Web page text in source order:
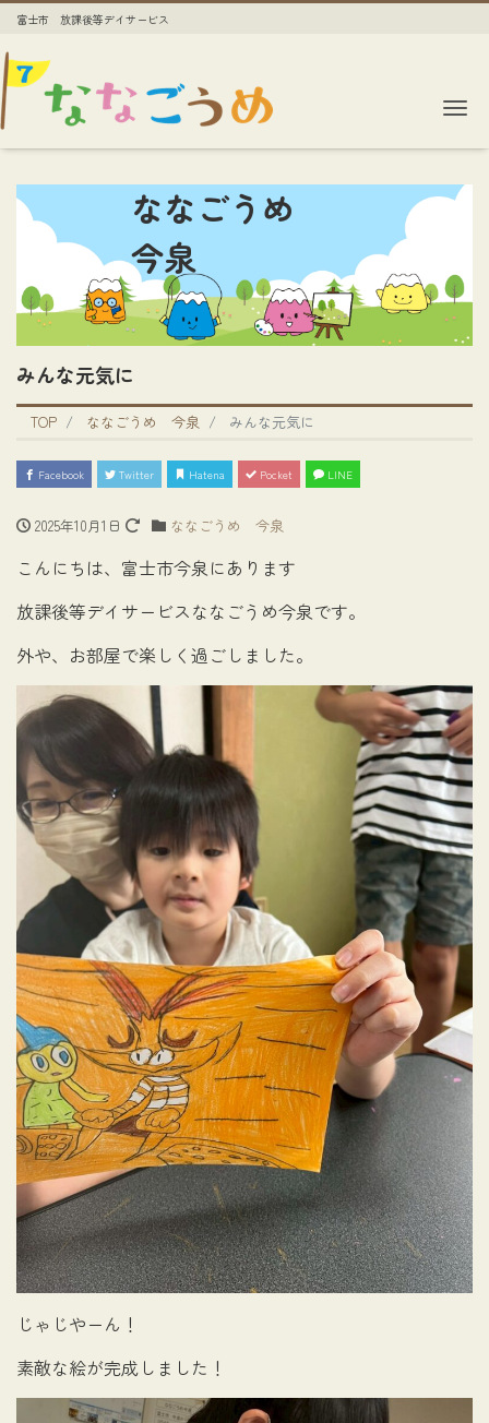
富士市 放課後等デイサービス
ななごうめ
今泉
みんな元気に
TOP ななごうめ 今泉 みんな元気に
Facebook Twitter Hatena Pocket LINE
2025年10月1日 ななごうめ 今泉
こんにちは、富士市今泉にあります
放課後等デイサービスななごうめ今泉です。
外や、お部屋で楽しく過ごしました。
じゃじやーん！
素敵な絵が完成しました！